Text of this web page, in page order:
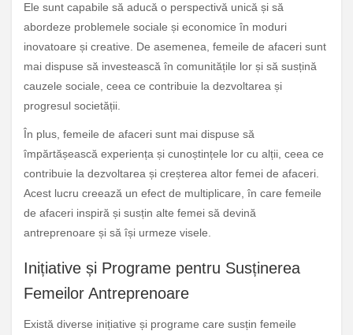
Ele sunt capabile să aducă o perspectivă unică și să
abordeze problemele sociale și economice în moduri
inovatoare și creative. De asemenea, femeile de afaceri sunt
mai dispuse să investească în comunitățile lor și să susțină
cauzele sociale, ceea ce contribuie la dezvoltarea și
progresul societății.
În plus, femeile de afaceri sunt mai dispuse să
împărtășească experiența și cunoștințele lor cu alții, ceea ce
contribuie la dezvoltarea și creșterea altor femei de afaceri.
Acest lucru creează un efect de multiplicare, în care femeile
de afaceri inspiră și susțin alte femei să devină
antreprenoare și să își urmeze visele.
Inițiative și Programe pentru Susținerea
Femeilor Antreprenoare
Există diverse inițiative și programe care susțin femeile